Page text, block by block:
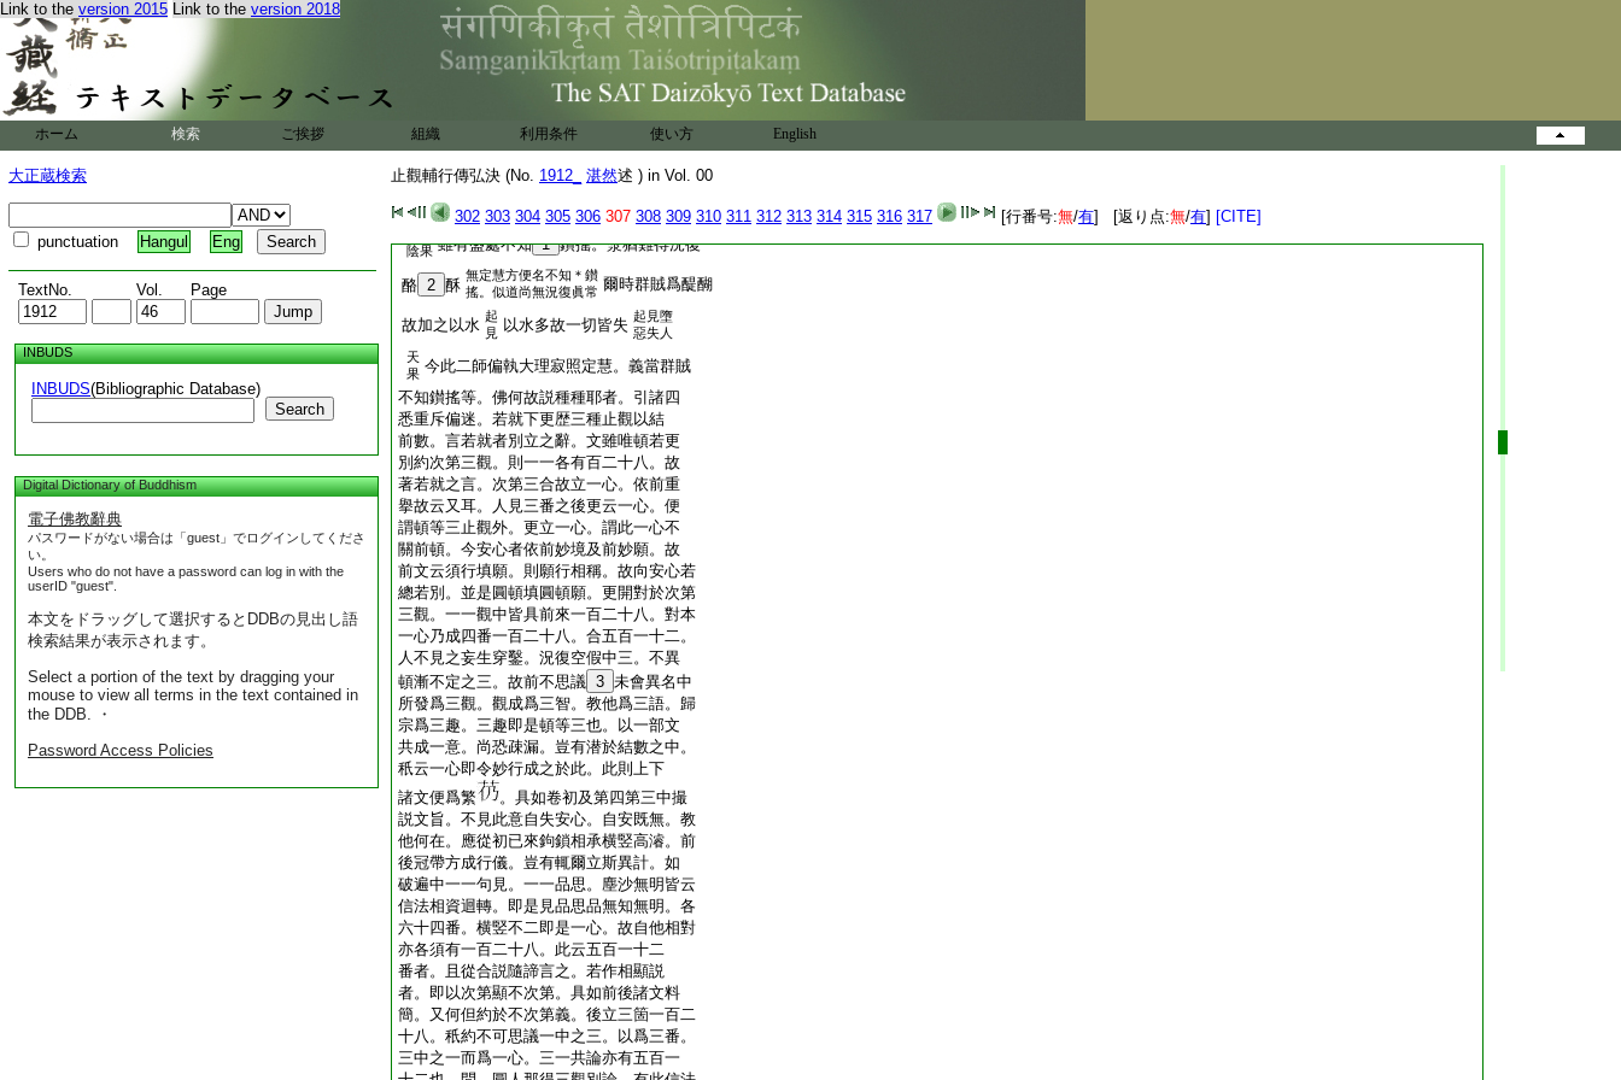
Link to the version 2015 Link to the version 2018
ホーム 検索 ご挨拶 組織 利用条件 使い方 English
大正蔵検索
punctuation Hangul Eng
TextNo. Vol. Page
INBUDS
INBUDS(Bibliographic Database)
Search
Digital Dictionary of Buddhism
電子佛教辭典
パスワードがない場合は「guest」でログインしてくださ
い。
Users who do not have a password can log in with the
userID "guest".
本文をドラッグして選択するとDDBの見出し語
検索結果が表示されます。
Select a portion of the text by dragging your
mouse to view all terms in the text contained in
the DDB. ・
Password Access Policies
止觀輔行傳弘決 (No. 1912_ 湛然述 ) in Vol. 00
302 303 304 305 306 307 308 309 310 311 312 313 314 315 316 317 [行番号:無/有] [返り点:無/有] [CITE]
人天
二乘 時放牧人 已自食
弘者
自益 長者命終
所有諸牛悉爲群賊之所抄掠 教法 賊得
已自食
利
養 群賊相謂。長
者畜牛唯爲醍醐不求乳酪。
當設何計
欽
慕
非
根
非常住本
陰果 雖有盛處不知 1 鑚搖。漿猶難得況復
酪 2 酥
無定慧方便名不知＊鑚
搖。似道尚無況復眞常 爾時群賊爲醍醐
故加之以水 起
見
以水多故一切皆失 起見墮
惡失人
天
果 今此二師偏執大理寂照定慧。義當群賊
不知鑚搖等。佛何故説種種耶者。引諸四
悉重斥偏迷。若就下更歴三種止觀以結
前數。言若就者別立之辭。文雖唯頓若更
別約次第三觀。則一一各有百二十八。故
著若就之言。次第三合故立一心。依前重
擧故云又耳。人見三番之後更云一心。便
謂頓等三止觀外。更立一心。謂此一心不
關前頓。今安心者依前妙境及前妙願。故
前文云須行填願。則願行相稱。故向安心若
總若別。並是圓頓填圓頓願。更開對於次第
三觀。一一觀中皆具前來一百二十八。對本
一心乃成四番一百二十八。合五百一十二。
人不見之妄生穿鑿。況復空假中三。不異
頓漸不定之三。故前不思議 3 未會異名中
所發爲三觀。觀成爲三智。教他爲三語。歸
宗爲三趣。三趣即是頓等三也。以一部文
共成一意。尚恐疎漏。豈有潜於結數之中。
秖云一心即令妙行成之於此。此則上下
諸文便爲繁
。具如卷初及第四第三中撮
説文旨。不見此意自失安心。自安既無。教
他何在。應從初已來鉤鎖相承横竪高濬。前
後冠帶方成行儀。豈有輒爾立斯異計。如
破遍中一一句見。一一品思。塵沙無明皆云
信法相資迴轉。即是見品思品無知無明。各
六十四番。横竪不二即是一心。故自他相對
亦各須有一百二十八。此云五百一十二
番者。且從合説隨諦言之。若作相顯説
者。即以次第顯不次第。具如前後諸文料
簡。又何但約於不次第義。後立三箇一百二
十八。秖約不可思議一中之三。以爲三番。
三中之一而爲一心。三一共論亦有五百一